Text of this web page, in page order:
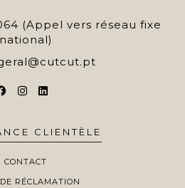
(Appel vers réseau fixe
national)
CLIENTÈLE
CONTACT
RÉCLAMATION